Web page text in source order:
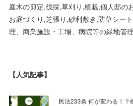
庭木の剪定,伐採,草刈り,植栽,個人邸の
お庭づくり,芝張り,砂利敷き,防草シー
理、商業施設・工場、病院等の緑地管
【人気記事】
民法233条 何が変わる！